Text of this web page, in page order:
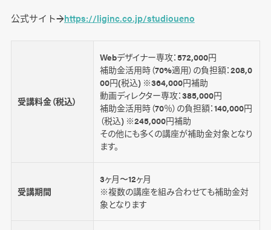
公式サイト→https://liginc.co.jp/studioueno
受講料金（税込）
Webデザイナー専攻：572,000円
補助金活用時（70%適用）の負担額：208,0
00円(税込) ※364,000円補助
動画ディレクター専攻：385,000円
補助金活用時（70％）の負担額：140,000円
（税込) ※245,000円補助
その他にも多くの講座が補助金対象となり
ます。
受講期間
3ヶ月〜12ヶ月
※複数の講座を組み合わせても補助金対
象となります